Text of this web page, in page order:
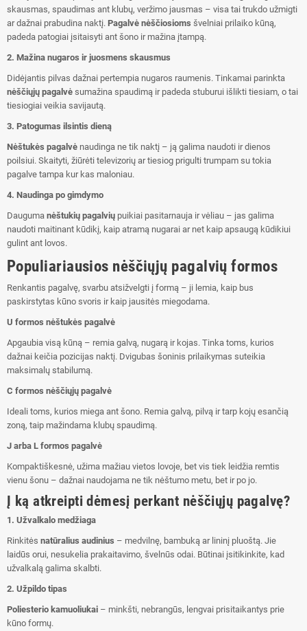
skausmas, spaudimas ant klubų, veržimo jausmas – visa tai trukdo užmigti
ar dažnai prabudina naktį. Pagalvė nėščiosioms švelniai prilaiko kūną,
padeda patogiai įsitaisyti ant šono ir mažina įtampą.
2. Mažina nugaros ir juosmens skausmus
Didėjantis pilvas dažnai pertempia nugaros raumenis. Tinkamai parinkta
nėščiųjų pagalvė sumažina spaudimą ir padeda stuburui išlikti tiesiam, o tai
tiesiogiai veikia savijautą.
3. Patogumas ilsintis dieną
Nėštukės pagalvė naudinga ne tik naktį – ją galima naudoti ir dienos
poilsiui. Skaityti, žiūrėti televizorių ar tiesiog prigulti trumpam su tokia
pagalve tampa kur kas maloniau.
4. Naudinga po gimdymo
Dauguma nėštukių pagalvių puikiai pasitarnauja ir vėliau – jas galima
naudoti maitinant kūdikį, kaip atramą nugarai ar net kaip apsaugą kūdikiui
gulint ant lovos.
Populiariausios nėščiųjų pagalvių formos
Renkantis pagalvę, svarbu atsižvelgti į formą – ji lemia, kaip bus
paskirstytas kūno svoris ir kaip jausitės miegodama.
U formos nėštukės pagalvė
Apgaubia visą kūną – remia galvą, nugarą ir kojas. Tinka toms, kurios
dažnai keičia pozicijas naktį. Dvigubas šoninis prilaikymas suteikia
maksimalų stabilumą.
C formos nėščiųjų pagalvė
Ideali toms, kurios miega ant šono. Remia galvą, pilvą ir tarp kojų esančią
zoną, taip mažindama klubų spaudimą.
J arba L formos pagalvė
Kompaktiškesnė, užima mažiau vietos lovoje, bet vis tiek leidžia remtis
vienu šonu – dažnai naudojama ne tik nėštumo metu, bet ir po jo.
Į ką atkreipti dėmesį perkant nėščiųjų pagalvę?
1. Užvalkalo medžiaga
Rinkitės natūralius audinius – medvilnę, bambuką ar lininį pluoštą. Jie
laidūs orui, nesukelia prakaitavimo, švelnūs odai. Būtinai įsitikinkite, kad
užvalkalą galima skalbti.
2. Užpildo tipas
Poliesterio kamuoliukai – minkšti, nebrangūs, lengvai prisitaikantys prie
kūno formų.